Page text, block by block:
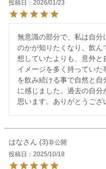
投稿日
2026/01/23
無意識の部分で、私は自分
のかが知りたくなり、飲
想していたよりも、意外と
イメージを多く持ってい
を飲み続ける事で自然と自
に感じました。過去の自
思います。ありがとうござ
はな 3 非公開
投稿日
2025/10/18